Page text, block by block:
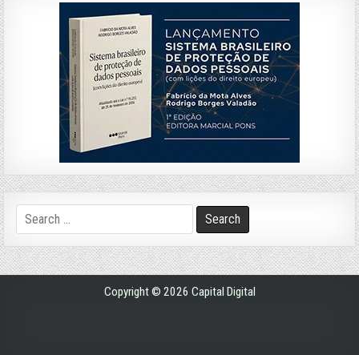
Search
for:
Copyright © 2026 Capital Digital